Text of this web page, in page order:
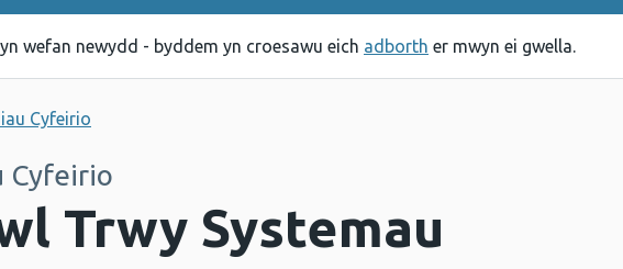
wefan newydd - byddem yn croesawu eich adborth er mwyn ei gwella.
Cyfeirio
Cyfeirio
Trwy Systemau